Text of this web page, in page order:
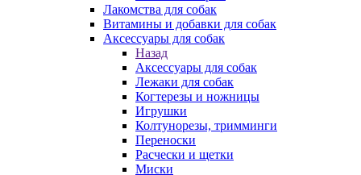
Лакомства для собак
Витамины и добавки для собак
Аксессуары для собак
Назад
Аксессуары для собак
Лежаки для собак
Когтерезы и ножницы
Игрушки
Колтунорезы, тримминги
Переноски
Расчески и щетки
Миски